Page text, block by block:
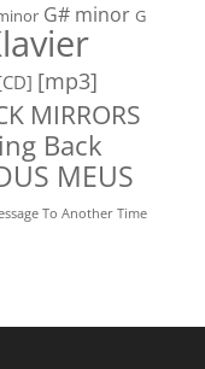
G# minor G
[mp3]
MIRRORS
Back
MEUS
To Another Time